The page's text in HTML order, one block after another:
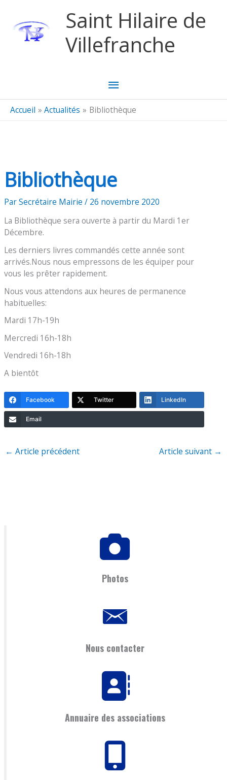
Saint Hilaire de
Villefranche
Menu
principal
Accueil Actualités Bibliothèque
Bibliothèque
ParSecrétaire Mairie/ 26 novembre 2020
La Bibliothèque sera ouverte à partir du Mardi 1er
Décembre.
Les derniers livres commandés cette année sont
arrivés.Nous nous empressons de les équiper pour
vous les prêter rapidement.
Nous vous attendons aux heures de permanence
habituelles:
Mardi 17h-19h
Mercredi 16h-18h
Vendredi 16h-18h
A bientôt
Facebook Twitter LinkedIn
Email
← Article précédent Article suivant →
Photos
Nous contacter
Annuaire des associations